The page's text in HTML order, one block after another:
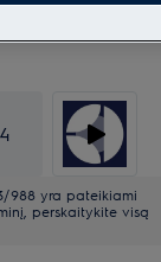
4
988 yra pateikiami
perskaitykite visą